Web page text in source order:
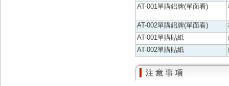
AT-001單購鋁牌(單面看)
AT-002單購鋁牌(單面看)
AT-001單購貼紙
AT-002單購貼紙